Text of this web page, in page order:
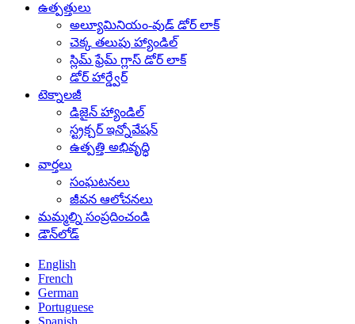
ఉత్పత్తులు
అల్యూమినియం-వుడ్ డోర్ లాక్
చెక్క తలుపు హ్యాండిల్
స్లిమ్ ఫ్రేమ్ గ్లాస్ డోర్ లాక్
డోర్ హార్డ్వేర్
టెక్నాలజీ
డిజైన్ హ్యాండిల్
స్ట్రక్చర్ ఇన్నోవేషన్
ఉత్పత్తి అభివృద్ధి
వార్తలు
సంఘటనలు
జీవన ఆలోచనలు
మమ్మల్ని సంప్రదించండి
డౌన్‌లోడ్
English
French
German
Portuguese